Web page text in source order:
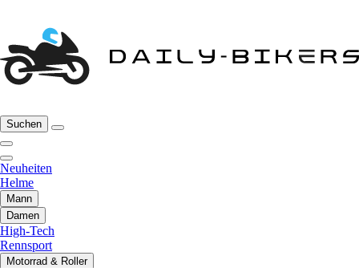
Suchen
Neuheiten
Helme
Mann
Damen
High-Tech
Rennsport
Motorrad & Roller